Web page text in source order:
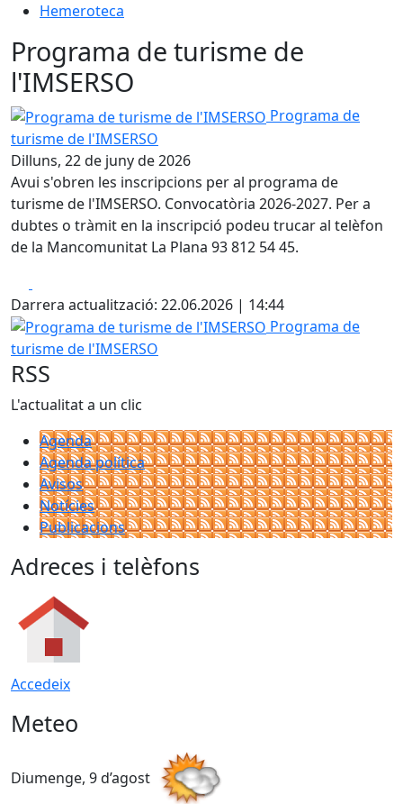
Hemeroteca
Programa de turisme de
l'IMSERSO
Programa de turisme de l'IMSERSO
Programa de
turisme de l'IMSERSO
Dilluns, 22 de juny de 2026
Avui s'obren les inscripcions per al programa de
turisme de l'IMSERSO. Convocatòria 2026-2027. Per a
dubtes o tràmit en la inscripció podeu trucar al telèfon
de la Mancomunitat La Plana 93 812 54 45.
Darrera actualització: 22.06.2026 | 14:44
Programa de turisme de l'IMSERSO
Programa de
turisme de l'IMSERSO
RSS
L'actualitat a un clic
Agenda
Agenda política
Avisos
Notícies
Publicacions
Adreces i telèfons
Accedeix
Meteo
Diumenge, 9 d’agost